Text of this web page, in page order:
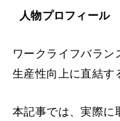
人物プロフィール
ワークライフバラ
生産性向上に直結す
本記事では、実際に